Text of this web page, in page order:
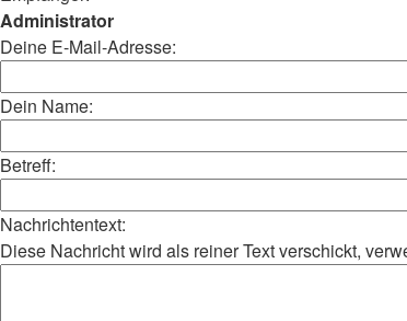
Administrator
Deine E-Mail-Adresse:
Dein Name:
Betreff:
Nachrichtentext:
Diese Nachricht wird als reiner Text verschickt,